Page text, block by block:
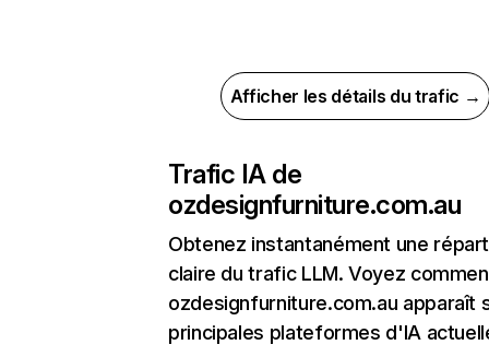
Afficher les détails du trafic →
Trafic IA de
ozdesignfurniture.com.au
Obtenez instantanément une
claire du trafic LLM. Voyez
ozdesignfurniture.com.au apparaît
principales plateformes d'IA